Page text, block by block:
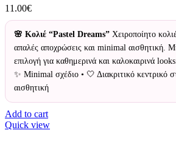
11.00€
🌸 Κολιέ “Pastel Dreams” Χειροποίητο
απαλές αποχρώσεις και minimal αισθητική.
επιλογή για καθημερινά και καλοκαιρινά
✨ Minimal σχέδιο • 🤍 Διακριτικό κεντρικό
αισθητική
Add to cart
Quick view